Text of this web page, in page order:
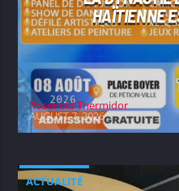
HAÏTIENNE
Rosenold Thermidor
AUGUST 7, 2026
ACTUALITÉ